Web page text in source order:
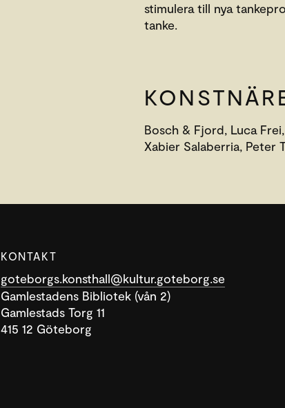
stimulera till nya
tanke.
Bosch & Fjord, Luca
Xabier Salaberria, Peter
KONTAKT
goteborgs.konsthall@kultur.goteborg.se
Gamlestadens Bibliotek (vån 2)
Gamlestads Torg 11
415 12 Göteborg